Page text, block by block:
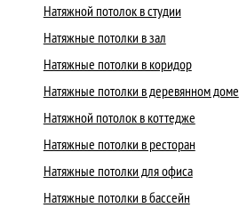
Натяжной потолок в студии
Натяжные потолки в зал
Натяжные потолки в коридор
Натяжные потолки в деревянном доме
Натяжной потолок в коттедже
Натяжные потолки в ресторан
Натяжные потолки для офиса
Натяжные потолки в бассейн